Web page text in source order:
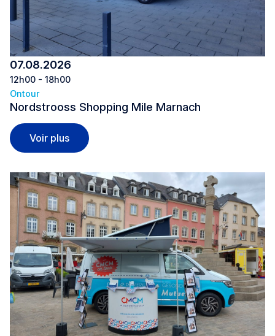
Nordstrooss Shopping Mile Marnach
Ontour
07.08.2026
12h00 - 18h00
Voir plusNordstrooss Shopping Mile Marnach